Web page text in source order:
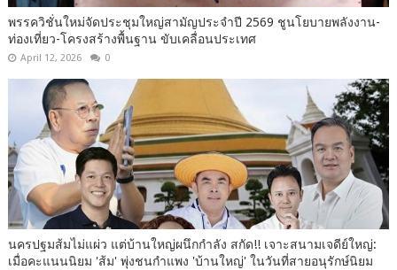
พรรควิชั่นใหม่จัดประชุมใหญ่สามัญประจำปี 2569 ชูนโยบายพลังงาน-
ท่องเที่ยว-โครงสร้างพื้นฐาน ขับเคลื่อนประเทศ
April 12, 2026 0
นครปฐมส้มไม่แผ่ว แต่บ้านใหญ่ผนึกกำลัง สกัด!! เจาะสนามเจดีย์ใหญ่:
เมื่อคะแนนนิยม 'ส้ม' พุ่งชนกำแพง 'บ้านใหญ่' ในวันที่สายอนุรักษ์นิยม